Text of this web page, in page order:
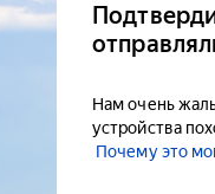
Нам очень
устройства
Почему это